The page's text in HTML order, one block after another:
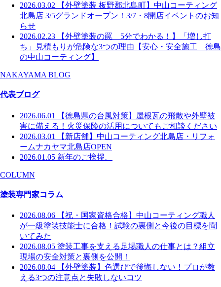
2026.03.02
【外壁塗装 板野郡北島町】中山コーティング
北島店 3/5グランドオープン！3/7・8開店イベントのお知
らせ
2026.02.23
【外壁塗装の罠 5分でわかる！】「増し打
ち」見積もりが危険な3つの理由【安心・安全施工 徳島
の中山コーティング】
NAKAYAMA BLOG
代表ブログ
2026.06.01
【徳島県の台風対策】屋根瓦の飛散や外壁被
害に備える！火災保険の活用についてもご相談ください
2026.03.01
【新店舗】中山コーティング北島店・リフォ
ームナカヤマ北島店OPEN
2026.01.05 新年のご挨拶。
COLUMN
塗装専門家コラム
2026.08.06
【祝・国家資格合格】中山コーティング職人
が一級塗装技能士に合格！試験の裏側と今後の目標を聞
いてみた
2026.08.05 塗装工事を支える足場職人の仕事とは？組立
現場の安全対策と裏側を公開！
2026.08.04
【外壁塗装】色選びで後悔しない！プロが教
える3つの注意点と失敗しないコツ